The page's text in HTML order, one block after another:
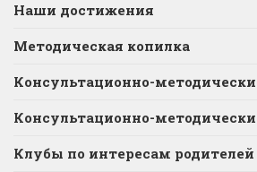
Наши достижения
Методическая копилка
Консультационно-
Консультационно-
Клубы по интересам родителей